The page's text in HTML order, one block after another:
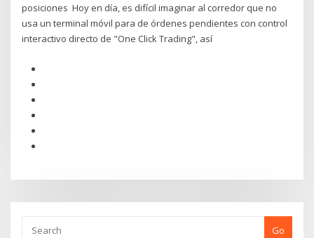
posiciones Hoy en día, es difícil imaginar al corredor que no
usa un terminal móvil para de órdenes pendientes con control
interactivo directo de "One Click Trading", así
Go